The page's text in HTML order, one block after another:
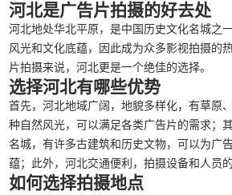
河北是广告片拍摄的好去处
河北地处华北平原，是中国历史文化名城之
风光和文化底蕴，因此成为众多影视拍摄的
片拍摄来说，河北更是一个绝佳的选择。
选择河北有哪些优势
首先，河北地域广阔，地貌多样化，有草原
种自然风光，可以满足各类广告片的需求；
名城，有许多古建筑和历史文物，可以为广
蕴；此外，河北交通便利，拍摄设备和人员
如何选择拍摄地点